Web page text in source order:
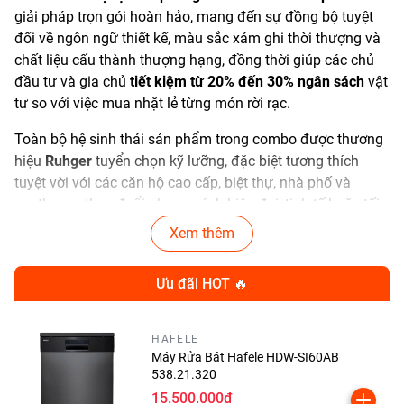
giải pháp trọn gói hoàn hảo, mang đến sự đồng bộ tuyệt
đối về ngôn ngữ thiết kế, màu sắc xám ghi thời thượng và
chất liệu cấu thành thượng hạng, đồng thời giúp các chủ
đầu tư và gia chủ tiết kiệm từ 20% đến 30% ngân sách vật
tư so với việc mua nhặt lẻ từng món rời rạc.
Toàn bộ hệ sinh thái sản phẩm trong combo được thương
hiệu Ruhger tuyển chọn kỹ lưỡng, đặc biệt tương thích
tuyệt vời với các căn hộ cao cấp, biệt thự, nhà phố và
penthouse theo đuổi phong cách hiện đại, tinh tế hoặc tối
giản sang trọng (Minimalism).
Bảng Thông Số Cấu Hình Hệ
Sinh Thái Trọn Bộ Nhà Tắm
CB021
Xem thêm
Ưu đãi HOT 🔥
HAFELE
Máy Rửa Bát Hafele HDW-SI60AB
538.21.320
15.500.000₫